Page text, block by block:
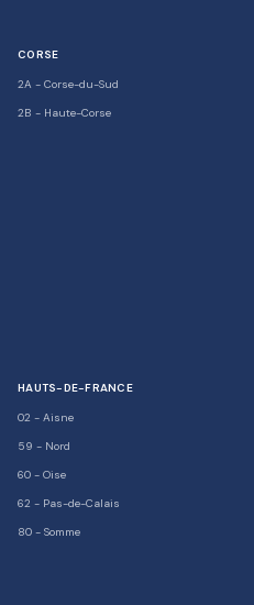
CORSE
2A - Corse-du-Sud
2B - Haute-Corse
HAUTS-DE-FRANCE
02 - Aisne
59 - Nord
60 - Oise
62 - Pas-de-Calais
80 - Somme